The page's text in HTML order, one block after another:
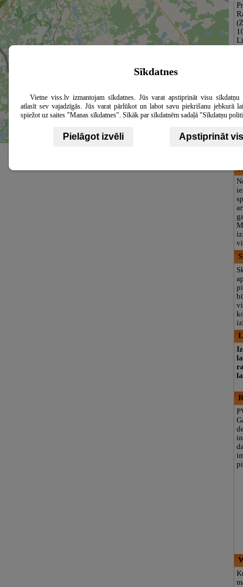
Leaflet OpenStreetMap contributors
Sīkdatnes
Vietne viss.lv izmantojam sīkdatnes. Jūs varat apstiprināt visu sīkdatņu
atlasīt sev vajadzīgās. Jūs varat pārlūkot un labot savu piekrišanu jebkurā
spiežot uz saites "Manas sīkdatnes". Sīkāk par sīkdatnēm sadaļā "Sīkdatņu
Pielāgot izvēli Apstiprināt